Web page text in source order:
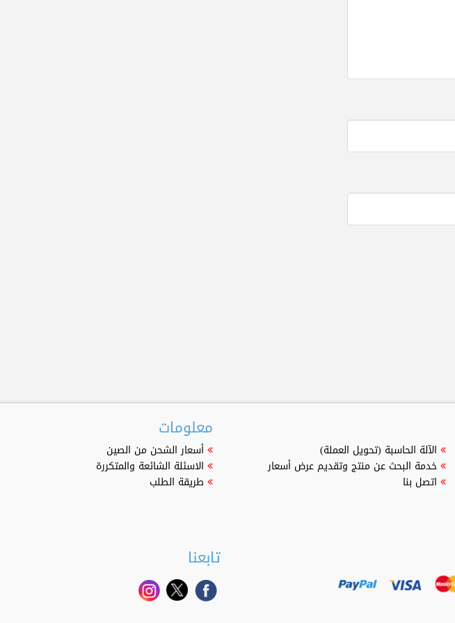
معلومات
أسعار الشحن من الصين
الاسئلة الشائعة والمتكررة
طريقة الطلب
الآلة الحاسبة (تحويل العملة)
خدمة البحث عن منتج وتقديم عرض أسعار
اتصل بنا
تابعنا